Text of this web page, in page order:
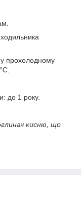
прохолодному
до 1 року.
кисню, що